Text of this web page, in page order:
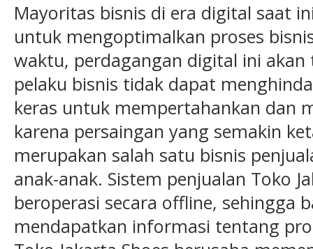
Mayoritas bisnis di era digital saat
untuk mengoptimalkan proses
waktu, perdagangan digital ini
pelaku bisnis tidak dapat
keras untuk mempertahankan dan
karena persaingan yang semakin
merupakan salah satu bisnis
anak-anak. Sistem penjualan Toko
beroperasi secara offline, sehingga
mendapatkan informasi tentang